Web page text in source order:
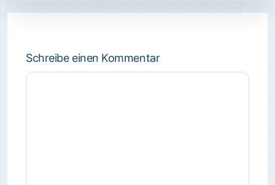
Schreibe einen Kommentar
Kommentar